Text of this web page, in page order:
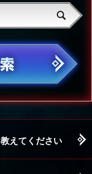
えてください